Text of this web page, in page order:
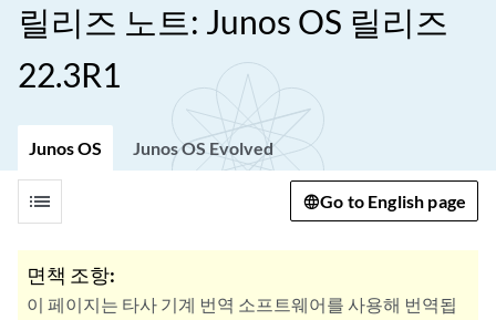
릴리즈 노트: Junos OS 릴리즈
22.3R1
Junos OS Junos OS Evolved
list Go to English page
면책 조항:
이 페이지는 타사 기계 번역 소프트웨어를 사용해 번역됩